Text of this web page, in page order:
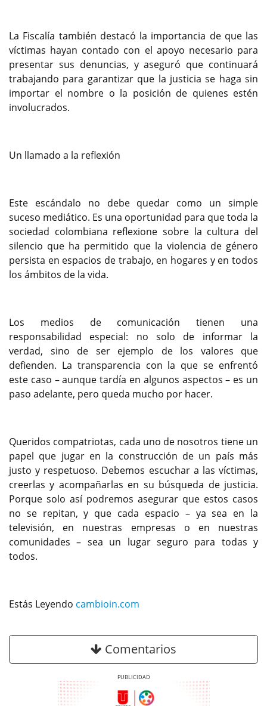
La Fiscalía también destacó la importancia de que las
víctimas hayan contado con el apoyo necesario para
presentar sus denuncias, y aseguró que continuará
trabajando para garantizar que la justicia se haga sin
importar el nombre o la posición de quienes estén
involucrados.
Un llamado a la reflexión
Este escándalo no debe quedar como un simple
suceso mediático. Es una oportunidad para que toda la
sociedad colombiana reflexione sobre la cultura del
silencio que ha permitido que la violencia de género
persista en espacios de trabajo, en hogares y en todos
los ámbitos de la vida.
Los medios de comunicación tienen una
responsabilidad especial: no solo de informar la
verdad, sino de ser ejemplo de los valores que
defienden. La transparencia con la que se enfrentó
este caso – aunque tardía en algunos aspectos – es un
paso adelante, pero queda mucho por hacer.
Queridos compatriotas, cada uno de nosotros tiene un
papel que jugar en la construcción de un país más
justo y respetuoso. Debemos escuchar a las víctimas,
creerlas y acompañarlas en su búsqueda de justicia.
Porque solo así podremos asegurar que estos casos
no se repitan, y que cada espacio – ya sea en la
televisión, en nuestras empresas o en nuestras
comunidades – sea un lugar seguro para todas y
todos.
Estás Leyendo cambioin.com
Comentarios